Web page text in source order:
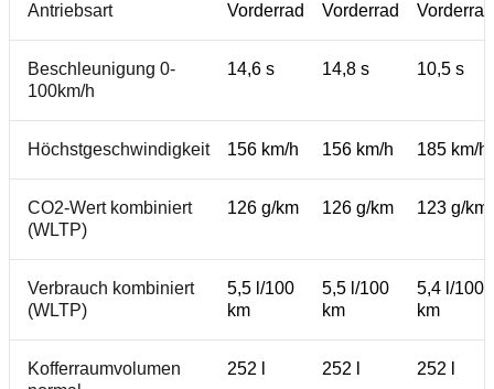
Antriebsart Vorderrad Vorderrad Vorderrad
Beschleunigung 0-
100km/h
14,6 s 14,8 s 10,5 s
Höchstgeschwindigkeit 156 km/h 156 km/h 185 km/h
CO2-Wert kombiniert
(WLTP)
126 g/km 126 g/km 123 g/km
Verbrauch kombiniert
(WLTP)
5,5 l/100
km
5,5 l/100
km
5,4 l/100
km
Kofferraumvolumen
252 l 252 l 252 l